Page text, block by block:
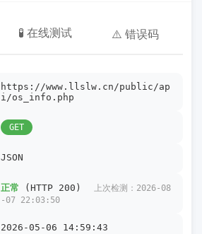
🧪 在线测试 ⚠️ 错误码
https://www.llslw.cn/public/ap
i/os_info.php
GET
JSON
正常 (HTTP 200)
上次检测：2026-08
-07 22:03:50
2026-05-06 14:59:43